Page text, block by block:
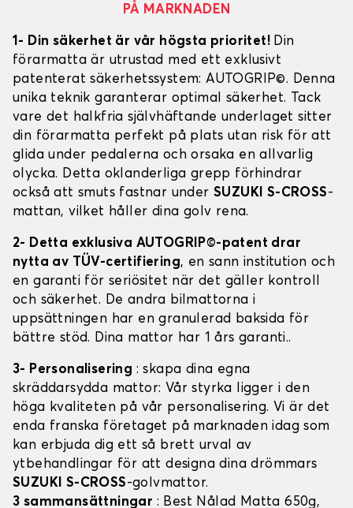
PÅ MARKNADEN
1- Din säkerhet är vår högsta prioritet! Din
förarmatta är utrustad med ett exklusivt
patenterat säkerhetssystem: AUTOGRIP©. Denna
unika teknik garanterar optimal säkerhet. Tack
vare det halkfria självhäftande underlaget sitter
din förarmatta perfekt på plats utan risk för att
glida under pedalerna och orsaka en allvarlig
olycka. Detta oklanderliga grepp förhindrar
också att smuts fastnar under SUZUKI S-CROSS-
mattan, vilket håller dina golv rena.
2- Detta exklusiva AUTOGRIP©-patent drar
nytta av TÜV-certifiering, en sann institution och
en garanti för seriösitet när det gäller kontroll
och säkerhet. De andra bilmattorna i
uppsättningen har en granulerad baksida för
bättre stöd. Dina mattor har 1 års garanti..
3- Personalisering : skapa dina egna
skräddarsydda mattor: Vår styrka ligger i den
höga kvaliteten på vår personalisering. Vi är det
enda franska företaget på marknaden idag som
kan erbjuda dig ett så brett urval av
ytbehandlingar för att designa dina drömmars
SUZUKI S-CROSS-golvmattor.
3 sammansättningar : Best Nålad Matta 650g,